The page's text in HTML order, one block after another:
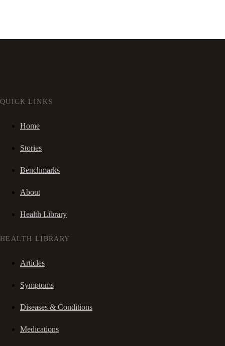
QUICK LINKS
Home
Stories
Benchmarks
About
Health Library
HEALTH LIBRARY
Articles
Symptoms
Diseases & Conditions
Medications